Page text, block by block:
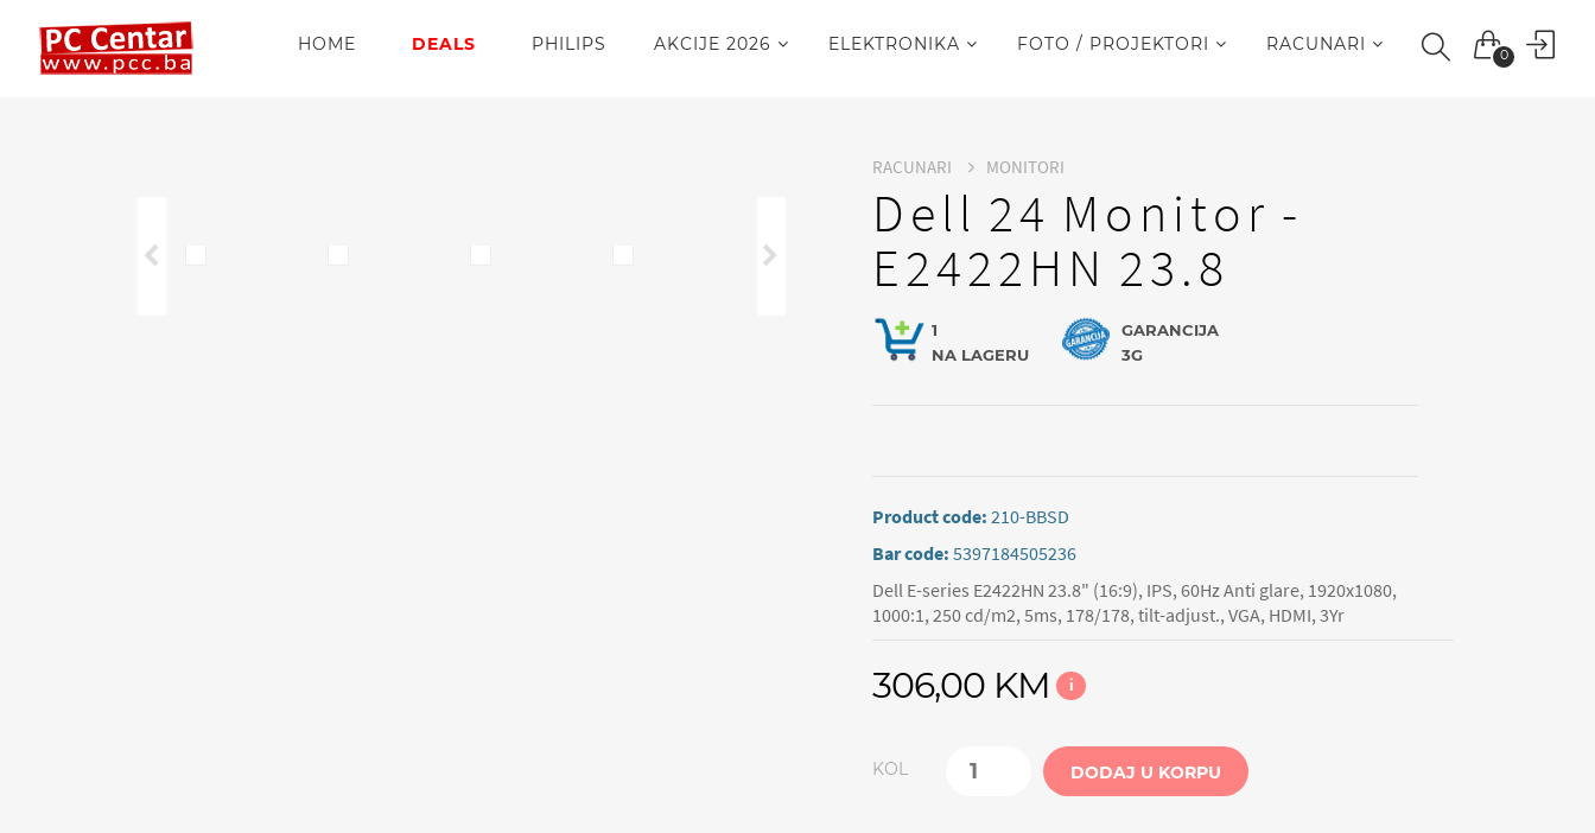
0
HOME DEALS PHILIPS AKCIJE 2026 ELEKTRONIKA FOTO / PROJEKTORI RACUNARI
RACUNARI MONITORI
Dell 24 Monitor -
E2422HN 23.8
1
NA LAGERU
GARANCIJA
3G
Product code:210-BBSD
Bar code:5397184505236
Dell E-series E2422HN 23.8" (16:9), IPS, 60Hz Anti glare, 1920x1080,
1000:1, 250 cd/m2, 5ms, 178/178, tilt-adjust., VGA, HDMI, 3Yr
306,00 KM i
KOL DODAJ U KORPU